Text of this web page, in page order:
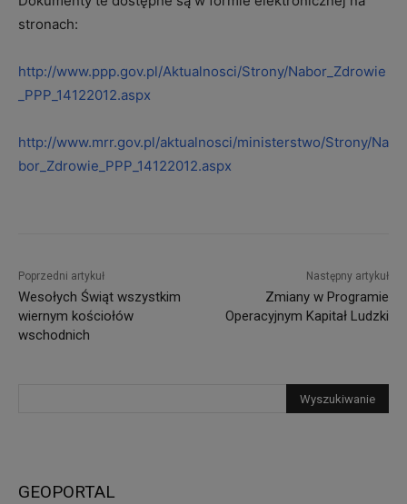
stronach:
http://www.ppp.gov.pl/Aktualnosci/Strony/Nabor_Zdrowie
_PPP_14122012.aspx
http://www.mrr.gov.pl/aktualnosci/ministerstwo/Strony/Na
bor_Zdrowie_PPP_14122012.aspx
Poprzedni artykuł
Wesołych Świąt wszystkim
wiernym kościołów
wschodnich
Następny artykuł
Zmiany w Programie
Operacyjnym Kapitał Ludzki
GEOPORTAL